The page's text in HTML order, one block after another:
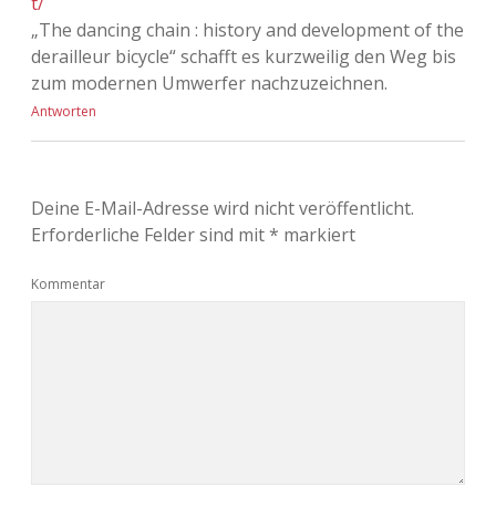
„The dancing chain : history and development of the
derailleur bicycle“ schafft es kurzweilig den Weg bis
zum modernen Umwerfer nachzuzeichnen.
Antworten
Deine E-Mail-Adresse wird nicht veröffentlicht.
Erforderliche Felder sind mit* markiert
Kommentar